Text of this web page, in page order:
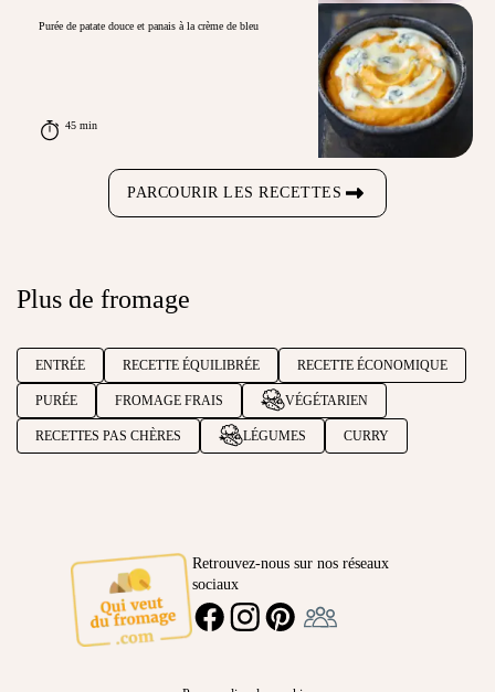
Purée de patate douce et panais à la crème de bleu
45 min
PARCOURIR LES RECETTES
Plus de fromage
ENTRÉE RECETTE ÉQUILIBRÉE RECETTE ÉCONOMIQUE
PURÉE FROMAGE FRAIS VÉGÉTARIEN
RECETTES PAS CHÈRES LÉGUMES CURRY
Retrouvez-nous sur nos réseaux
sociaux
FACEBOOKINSTAGRAMPINTEREST